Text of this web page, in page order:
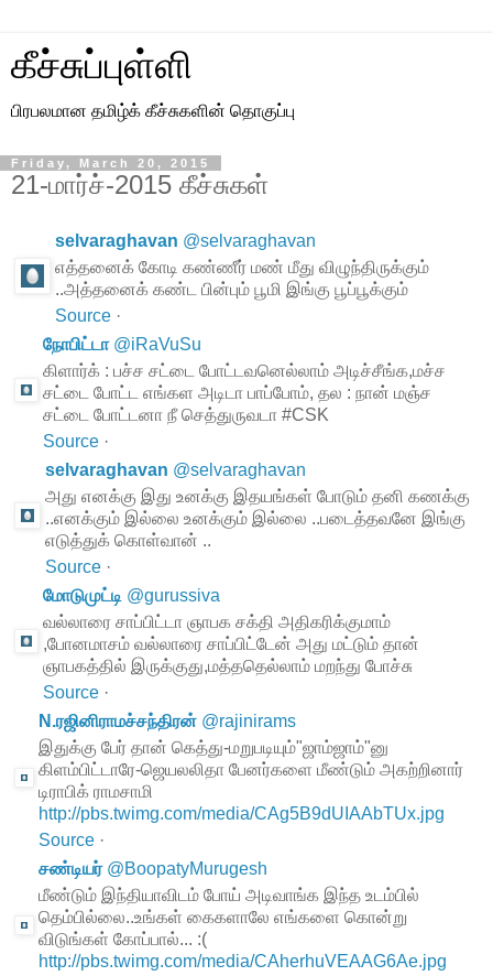
கீச்சுப்புள்ளி
பிரபலமான தமிழ்க் கீச்சுகளின் தொகுப்பு
Friday, March 20, 2015
21-மார்ச்-2015 கீச்சுகள்
selvaraghavan @selvaraghavan
எத்தனைக் கோடி கண்ணீர் மண் மீது விழுந்திருக்கும்
..அத்தனைக் கண்ட பின்பும் பூமி இங்கு பூப்பூக்கும்
Source ·
நோபிட்டா @iRaVuSu
கிளார்க் : பச்ச சட்டை போட்டவனெல்லாம் அடிச்சீங்க,மச்ச
சட்டை போட்ட எங்கள அடிடா பாப்போம், தல : நான் மஞ்ச
சட்டை போட்டனா நீ செத்துருவடா #CSK
Source ·
selvaraghavan @selvaraghavan
அது எனக்கு இது உனக்கு இதயங்கள் போடும் தனி கணக்கு
..எனக்கும் இல்லை உனக்கும் இல்லை ..படைத்தவனே இங்கு
எடுத்துக் கொள்வான் ..
Source ·
மோடுமுட்டி @gurussiva
வல்லாரை சாப்பிட்டா ஞாபக சக்தி அதிகரிக்குமாம்
,போனமாசம் வல்லாரை சாப்பிட்டேன் அது மட்டும் தான்
ஞாபகத்தில் இருக்குது,மத்ததெல்லாம் மறந்து போச்சு
Source ·
N.ரஜினிராமச்சந்திரன் @rajinirams
இதுக்கு பேர் தான் கெத்து-மறுபடியும்"ஜாம்ஜாம்"னு
கிளம்பிட்டாரே-ஜெயலலிதா பேனர்களை மீண்டும் அகற்றினார்
டிராபிக் ராமசாமி
http://pbs.twimg.com/media/CAg5B9dUIAAbTUx.jpg
Source ·
சண்டியர் @BoopatyMurugesh
மீண்டும் இந்தியாவிடம் போய் அடிவாங்க இந்த உடம்பில்
தெம்பில்லை..உங்கள் கைகளாலே எங்களை கொன்று
விடுங்கள் கோப்பால்... :(
http://pbs.twimg.com/media/CAherhuVEAAG6Ae.jpg